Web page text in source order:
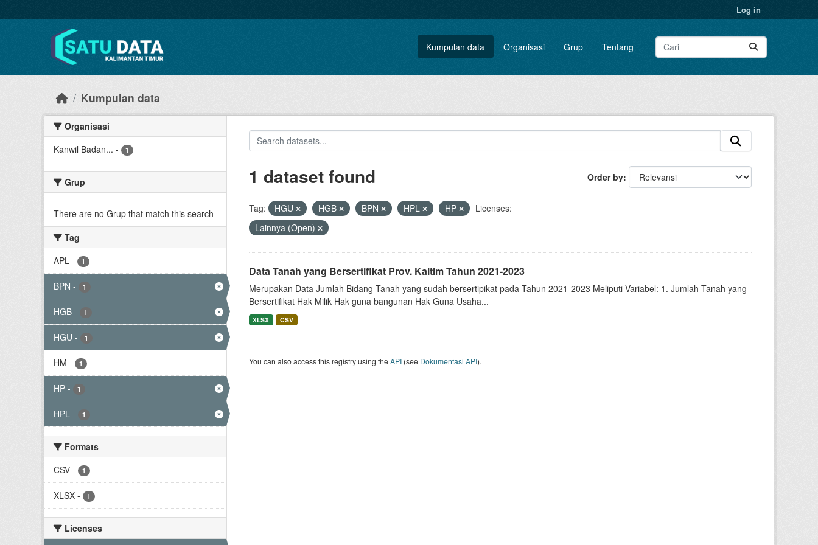
Log in
Kumpulan data Organisasi Grup Tentang
Kumpulan data
Organisasi
Kanwil Badan... - 1
Grup
There are no Grup that match this search
Tag
APL - 1
BPN - 1
HGB - 1
HGU - 1
HM - 1
HP - 1
HPL - 1
Formats
CSV - 1
XLSX - 1
Licenses
Order by
1 dataset found
Tag: HGU HGB BPN HPL HP
Licenses:
Lainnya (Open)
Data Tanah yang Bersertifikat Prov. Kaltim Tahun 2021-2023
Merupakan Data Jumlah Bidang Tanah yang sudah bersertipikat pada Tahun 2021-2023 Meliputi Variabel: 1. Jumlah Tanah yang
Bersertifikat Hak Milik Hak guna bangunan Hak Guna Usaha...
XLSX CSV
You can also access this registry using theAPI(see Dokumentasi API).